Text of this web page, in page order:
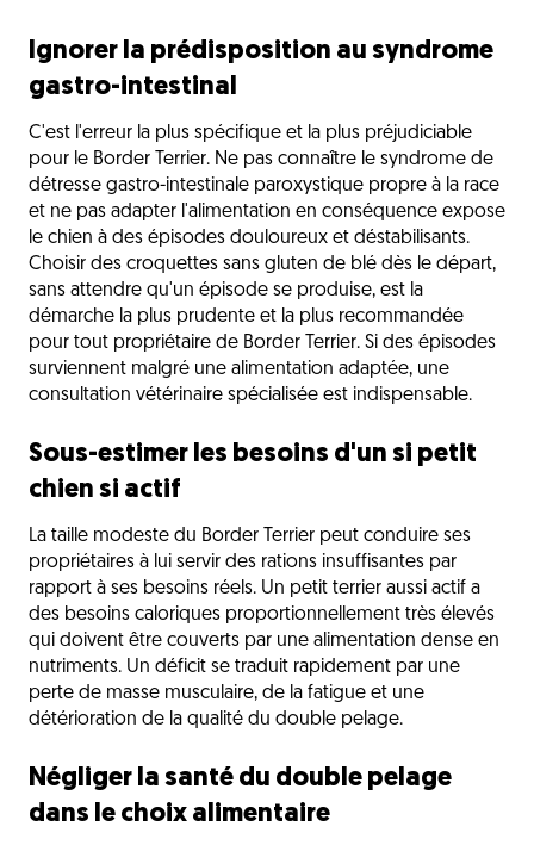
Ignorer la prédisposition au syndrome
gastro-intestinal
C'est l'erreur la plus spécifique et la plus préjudiciable
pour le Border Terrier. Ne pas connaître le syndrome de
détresse gastro-intestinale paroxystique propre à la race
et ne pas adapter l'alimentation en conséquence expose
le chien à des épisodes douloureux et déstabilisants.
Choisir des croquettes sans gluten de blé dès le départ,
sans attendre qu'un épisode se produise, est la
démarche la plus prudente et la plus recommandée
pour tout propriétaire de Border Terrier. Si des épisodes
surviennent malgré une alimentation adaptée, une
consultation vétérinaire spécialisée est indispensable.
Sous-estimer les besoins d'un si petit
chien si actif
La taille modeste du Border Terrier peut conduire ses
propriétaires à lui servir des rations insuffisantes par
rapport à ses besoins réels. Un petit terrier aussi actif a
des besoins caloriques proportionnellement très élevés
qui doivent être couverts par une alimentation dense en
nutriments. Un déficit se traduit rapidement par une
perte de masse musculaire, de la fatigue et une
détérioration de la qualité du double pelage.
Négliger la santé du double pelage
dans le choix alimentaire